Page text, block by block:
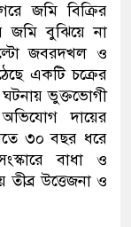
জমি বিক্রির
জমি বুঝিয়ে না
জবরদখল ও
একটি চক্রের
ঘটনায় ভুক্তভোগী
দায়ের
৩০ বছর ধরে
বাধা ও
উত্তেজনা ও